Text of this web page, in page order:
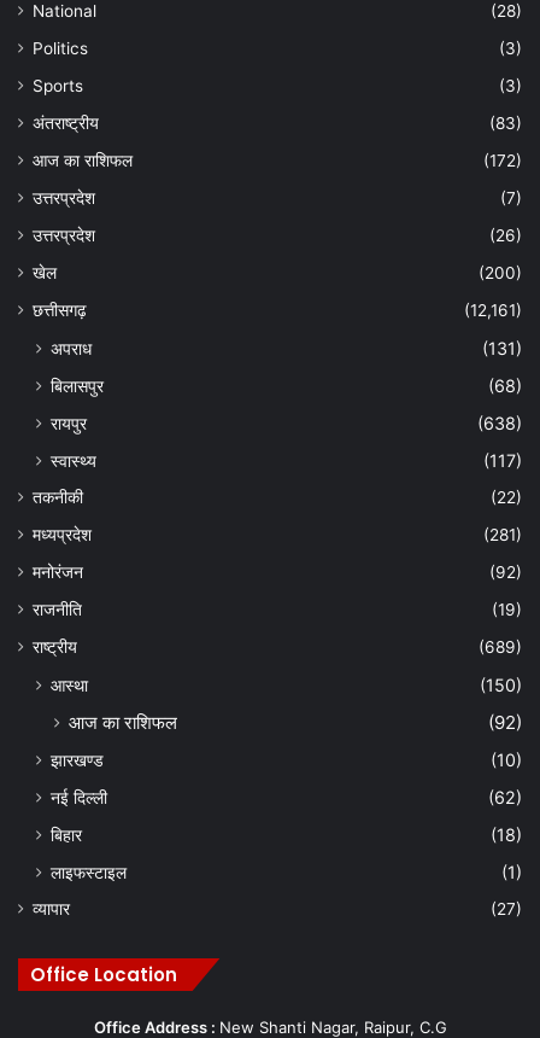
National
(28)
Politics
(3)
Sports
(3)
अंतराष्ट्रीय
(83)
आज का राशिफल
(172)
उत्तरप्रदेश
(7)
उत्तरप्रदेश
(26)
खेल
(200)
छत्तीसगढ़
(12,161)
अपराध
(131)
बिलासपुर
(68)
रायपुर
(638)
स्वास्थ्य
(117)
तकनीकी
(22)
मध्यप्रदेश
(281)
मनोरंजन
(92)
राजनीति
(19)
राष्ट्रीय
(689)
आस्था (150)
आज का राशिफल (92)
झारखण्ड
(10)
नई दिल्ली
(62)
बिहार
(18)
लाइफस्टाइल
(1)
व्यापार (27)
Office Location
Office Address : New Shanti Nagar, Raipur, C.G